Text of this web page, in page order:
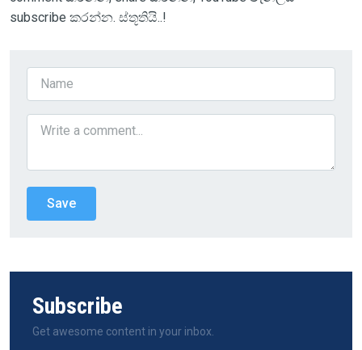
subscribe කරන්න. ස්තූතියි..!
Subscribe
Get awesome content in your inbox.